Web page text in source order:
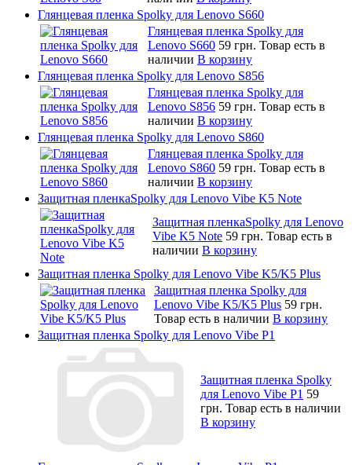
Глянцевая пленка Spolky для Lenovo S660
Глянцевая пленка Spolky для
Lenovo S660 59 грн. Товар есть в
наличии В корзину
Глянцевая пленка Spolky для Lenovo S856
Глянцевая пленка Spolky для
Lenovo S856 59 грн. Товар есть в
наличии В корзину
Глянцевая пленка Spolky для Lenovo S860
Глянцевая пленка Spolky для
Lenovo S860 59 грн. Товар есть в
наличии В корзину
Защитная пленкаSpolky для Lenovo Vibe K5 Note
Защитная пленкаSpolky для Lenovo
Vibe K5 Note 59 грн. Товар есть в
наличии В корзину
Защитная пленка Spolky для Lenovo Vibe K5/K5 Plus
Защитная пленка Spolky для
Lenovo Vibe K5/K5 Plus 59 грн.
Товар есть в наличии В корзину
Защитная пленка Spolky для Lenovo Vibe P1
Защитная пленка Spolky
для Lenovo Vibe P1 59
грн. Товар есть в наличии
В корзину